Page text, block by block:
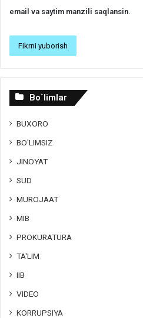
email va saytim manzili saqlansin.
Bo`limlar
BUXORO
BO'LIMSIZ
JINOYAT
SUD
MUROJAAT
MIB
PROKURATURA
TA'LIM
IIB
VIDEO
KORRUPSIYA